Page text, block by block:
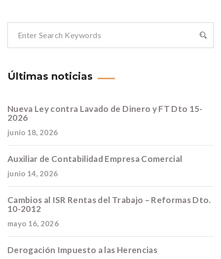
Últimas noticias
Nueva Ley contra Lavado de Dinero y FT Dto 15-
2026
junio 18, 2026
Auxiliar de Contabilidad Empresa Comercial
junio 14, 2026
Cambios al ISR Rentas del Trabajo – Reformas Dto.
10-2012
mayo 16, 2026
Derogación Impuesto a las Herencias